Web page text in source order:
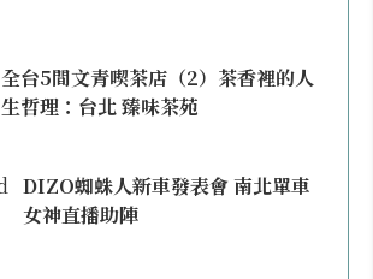
全台5間文青喫茶店（2）茶香裡的人
生哲理：台北 臻味茶苑
DIZO蜘蛛人新車發表會 南北單車
女神直播助陣